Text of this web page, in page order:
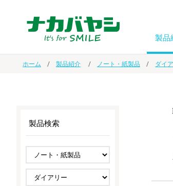
製品
スマートフォン・
タブレット関連
オーダー手帳・ノベルティ制作
ドキュメントスキャニングサービス
IR情報
サステナビリティ
ホーム 製品紹介 ノート・紙製品 ダイ
製品検索